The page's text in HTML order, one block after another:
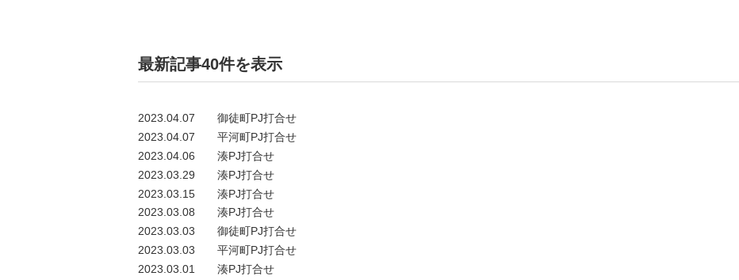
最新記事40件を表示
2023.04.07
御徒町PJ打合せ
2023.04.07
平河町PJ打合せ
2023.04.06
湊PJ打合せ
2023.03.29
湊PJ打合せ
2023.03.15
湊PJ打合せ
2023.03.08
湊PJ打合せ
2023.03.03
御徒町PJ打合せ
2023.03.03
平河町PJ打合せ
2023.03.01
湊PJ打合せ